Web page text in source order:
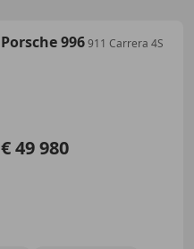
Porsche 996911 Carrera 4S
€ 49 980